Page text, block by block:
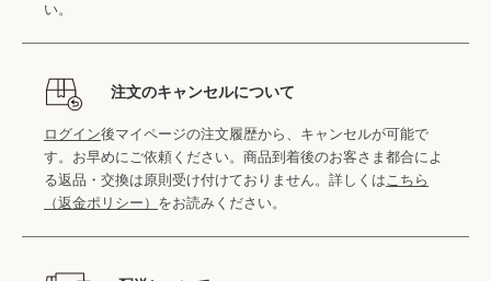
い。
注文のキャンセルについて
ログイン後マイページの注文履歴から、キャンセルが可能で
す。お早めにご依頼ください。商品到着後のお客さま都合によ
る返品・交換は原則受け付けておりません。詳しくはこちら
（返金ポリシー） をお読みください。